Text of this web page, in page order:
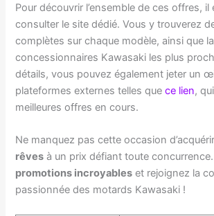
Pour découvrir l’ensemble de ces offres,
consulter le site dédié. Vous y trouverez
complètes sur chaque modèle, ainsi que
concessionnaires Kawasaki les plus
détails, vous pouvez également jeter un
plateformes externes telles quece lien,
meilleures offres en cours.
Ne manquez pas cette occasion
rêves à un prix défiant toute
promotions incroyables et rejoignez la
passionnée des motards Kawasaki !